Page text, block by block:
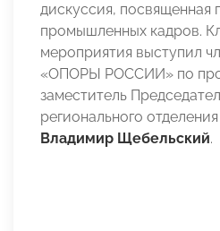
дискуссия, посвященная
промышленных кадров.
мероприятия выступил
«ОПОРЫ РОССИИ» по
заместитель
регионального
Владимир Щебельский.